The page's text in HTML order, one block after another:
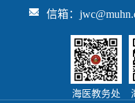
信箱：
海医教务处